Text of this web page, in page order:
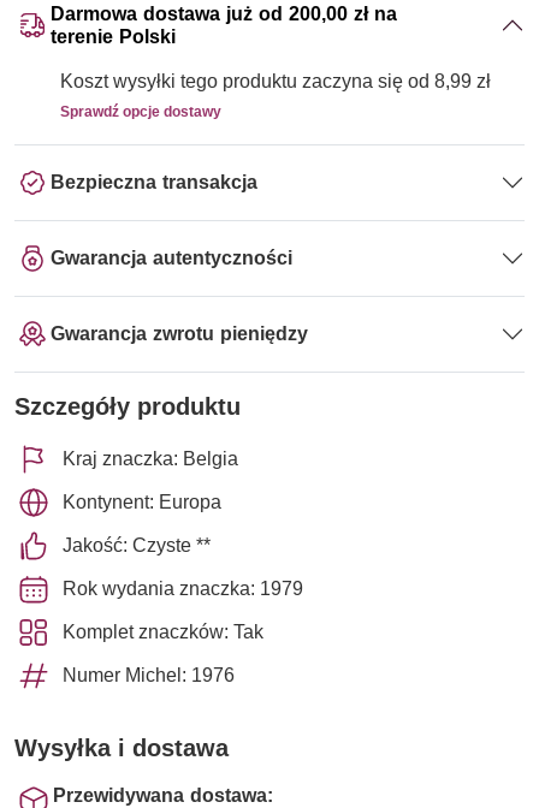
Darmowa dostawa już od 200,00 zł na
terenie Polski
Koszt wysyłki tego produktu zaczyna się od 8,99 zł
Sprawdź opcje dostawy
Bezpieczna transakcja
Gwarancja autentyczności
Gwarancja zwrotu pieniędzy
Szczegóły produktu
Kraj znaczka: Belgia
Kontynent: Europa
Jakość: Czyste **
Rok wydania znaczka: 1979
Komplet znaczków: Tak
Numer Michel: 1976
Wysyłka i dostawa
Przewidywana dostawa: